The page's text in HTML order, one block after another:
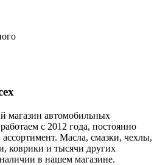
магазин автомобильных
с 2012 года, постоянно
Масла, смазки, чехлы,
коврики и тысячи других
в нашем магазине.